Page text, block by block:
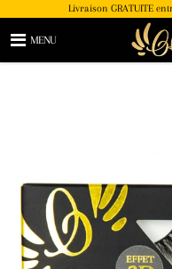
Livraison GRATUITE
MENU